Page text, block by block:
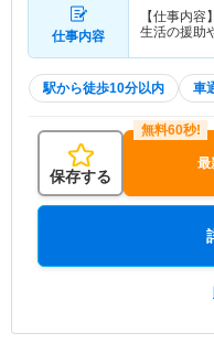
携を強化
仕事内容
【仕事内
生活の援助
駅から徒歩10分以内 車
保存する
最